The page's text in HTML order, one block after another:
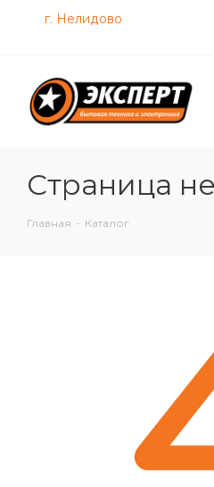
г. Нелидово
Страница
Главная - Каталог